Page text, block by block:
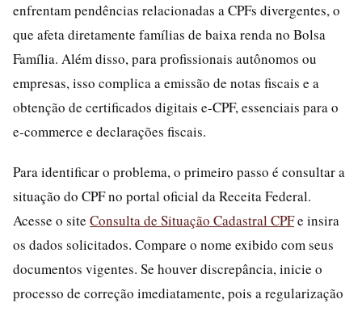
enfrentam pendências relacionadas a CPFs divergentes, o
que afeta diretamente famílias de baixa renda no Bolsa
Família. Além disso, para profissionais autônomos ou
empresas, isso complica a emissão de notas fiscais e a
obtenção de certificados digitais e-CPF, essenciais para o
e-commerce e declarações fiscais.
Para identificar o problema, o primeiro passo é consultar a
situação do CPF no portal oficial da Receita Federal.
Acesse o site Consulta de Situação Cadastral CPFe insira
os dados solicitados. Compare o nome exibido com seus
documentos vigentes. Se houver discrepância, inicie o
processo de correção imediatamente, pois a regularização